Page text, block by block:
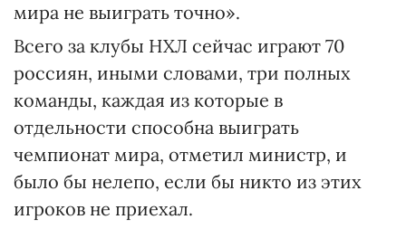
мира не выиграть точно».
Всего за клубы НХЛ сейчас играют 70
россиян, иными словами, три полных
команды, каждая из которые в
отдельности способна выиграть
чемпионат мира, отметил министр, и
было бы нелепо, если бы никто из этих
игроков не приехал.